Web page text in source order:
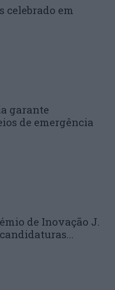
celebrado em
garante
de emergência
de Inovação J.